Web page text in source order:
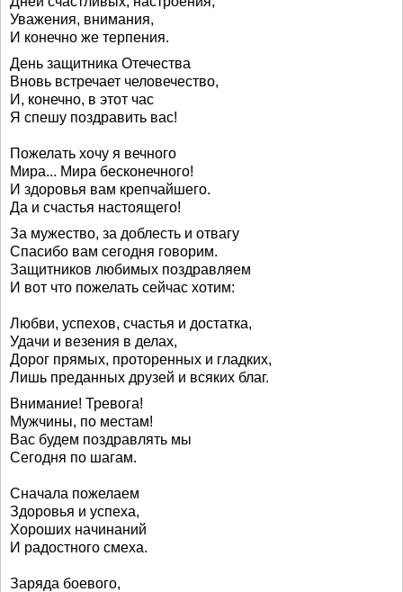
Уважения, внимания,
И конечно же терпения.
День защитника Отечества
Вновь встречает человечество,
И, конечно, в этот час
Я спешу поздравить вас!
Пожелать хочу я вечного
Мира... Мира бесконечного!
И здоровья вам крепчайшего.
Да и счастья настоящего!
За мужество, за доблесть и отвагу
Спасибо вам сегодня говорим.
Защитников любимых поздравляем
И вот что пожелать сейчас хотим:
Любви, успехов, счастья и достатка,
Удачи и везения в делах,
Дорог прямых, проторенных и гладких,
Лишь преданных друзей и всяких благ.
Внимание! Тревога!
Мужчины, по местам!
Вас будем поздравлять мы
Сегодня по шагам.
Сначала пожелаем
Здоровья и успеха,
Хороших начинаний
И радостного смеха.
Заряда боевого,